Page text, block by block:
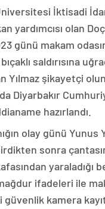
İktisadi
yardımcısı olan
günü makam
saldırısına
Yılmaz şikayetçi
Diyarbakır
hazırlandı.
olay günü Yunus
sonra
ifadeleri ile
kamera